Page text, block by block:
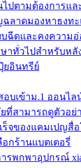
ไปตามต้องการ
ลาดมองหาธงทะ
ฉีดและคงความอ่
าทั่วไปสำหรับหลัง
ยอินทรีย์
บเข้าม.1 ออนไ
ที่สามารถดูตัวอย่
ร็จของแคมเปญ
กร้านแบตเตอรี่
รพกพาอุปกรณ์